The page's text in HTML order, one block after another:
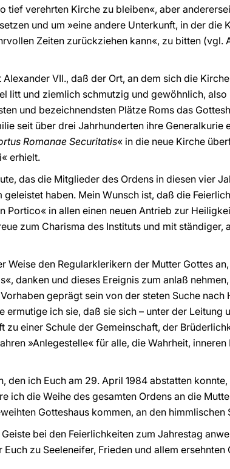
tief verehrten Kirche zu bleiben«, aber
und um »eine andere Unterkunft, in der die
Zeiten zurückziehen kann«, zu bitten (vgl.
VII., daß der Ort, an dem sich die
litt und ziemlich schmutzig und gewöhnlich,
und bezeichnendsten Plätze Roms das
seit über drei Jahrhunderten ihre Generalkurie
Romanae Securitatis« in die neue Kirche
erhielt.
das die Mitglieder des Ordens in diesen vier
haben. Mein Wunsch ist, daß die
Portico« in allen einen neuen Antrieb zur
zum Charisma des Instituts und mit ständiger,
Weise den Regularklerikern der Mutter Gottes
danken und dieses Ereignis zum anlaß
geprägt sein von der steten Suche
ermutige ich sie, daß sie sich – unter der Leitung
zu einer Schule der Gemeinschaft, der
»Anlegestelle« für alle, die Wahrheit,
den ich Euch am 29. April 1984 abstatten
ich die Weihe des gesamten Ordens an die
Gotteshaus kommen, an den himmlischen
bei den Feierlichkeiten zum Jahrestag
zu Seeleneifer, Frieden und allem ersehnten